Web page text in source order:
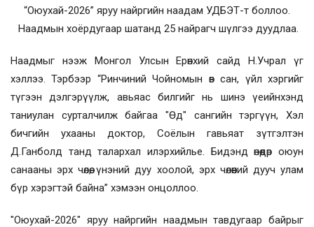
“Оюухай-2026” яруу найргийн наадам УДБЭТ-т боллоо.
Наадмын хоёрдугаар шатанд 25 найрагч шүлгээ дуудлаа.
Наадмыг нээж Монгол Улсын Ерөнхий сайд Н.Учрал үг
хэллээ. Тэрбээр “Ринчиний Чойномын өв сан, үйл хэргийг
түгээн дэлгэрүүлж, авьяас билгийг нь шинэ үеийнхэнд
таниулан сурталчилж байгаа "Өд" сангийн тэргүүн, Хэл
бичгийн ухааны доктор, Соёлын гавьяат зүтгэлтэн
Д.Ганболд танд талархал илэрхийлье. Бидэнд өнөөдөр оюун
санааны эрх чөлөө, үнэний дуу хоолой, эрх чөлөөний дууч улам
бүр хэрэгтэй байна” хэмээн онцоллоо.
"Оюухай-2026" яруу найргийн наадмын тавдугаар байрыг